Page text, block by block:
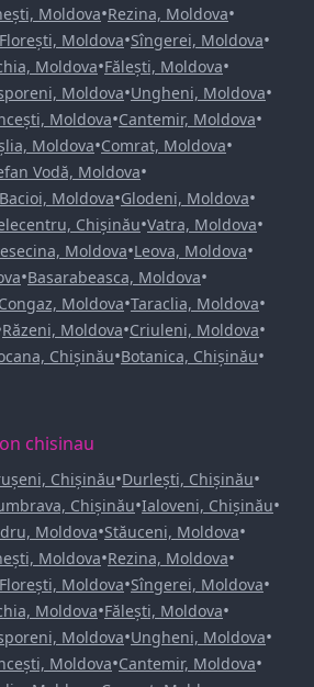
Moldova•Rezina, Moldova•
Florești, Moldova•Sîngerei, Moldova•
Moldova•Fălești, Moldova•
Moldova•Ungheni, Moldova•
Moldova•Cantemir, Moldova•
Moldova•Comrat, Moldova•
Vodă, Moldova•
Bacioi, Moldova•Glodeni, Moldova•
Chișinău•Vatra, Moldova•
Moldova•Leova, Moldova•
•Basarabeasca, Moldova•
Congaz, Moldova•Taraclia, Moldova•
Răzeni, Moldova•Criuleni, Moldova•
Chișinău•Botanica, Chișinău•
chisinau
Chișinău•Durlești, Chișinău•
Chișinău•Ialoveni, Chișinău•
Moldova•Stăuceni, Moldova•
Moldova•Rezina, Moldova•
Florești, Moldova•Sîngerei, Moldova•
Moldova•Fălești, Moldova•
Moldova•Ungheni, Moldova•
Moldova•Cantemir, Moldova•